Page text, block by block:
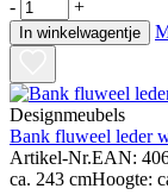
- +
In winkelwagentje
Designmeubels
Bank fluweel leder
Artikel-Nr.EAN:
ca. 243 cmHoogte: